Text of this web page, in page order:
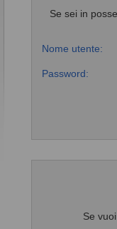
Se sei in
Nome utente:
Password:
Se